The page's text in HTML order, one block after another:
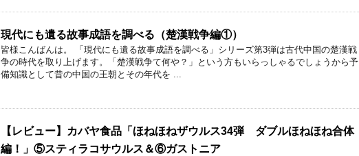
現代にも遺る故事成語を調べる（楚漢戦争編①）
皆様こんばんは。 「現代にも遺る故事成語を調べる」シリーズ第3弾は古代中国の楚漢戦
争の時代を取り上げます。「楚漢戦争て何や？」という方もいらっしゃるでしょうから予
備知識として昔の中国の王朝とその年代を ...
【レビュー】カバヤ食品「ほねほねザウルス34弾 ダブルほねほね合体
編！」⑤スティラコサウルス＆⑥ガストニア